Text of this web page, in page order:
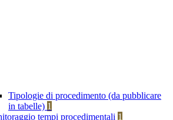
Tipologie di procedimento (da pubblicare
in tabelle) 1
tempi procedimentali 1